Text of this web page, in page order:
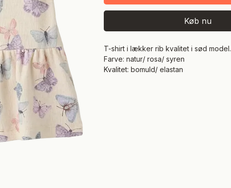
Køb nu
T-shirt i lækker rib kvalitet i sød model.
Farve: natur/ rosa/ syren
Kvalitet: bomuld/ elastan